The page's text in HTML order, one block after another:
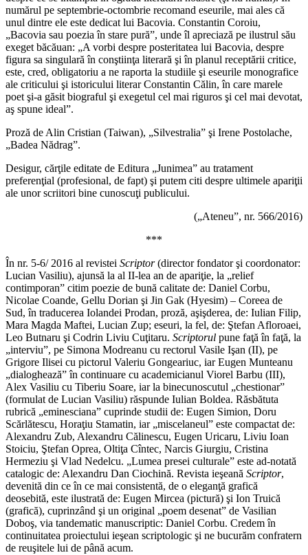
numărul pe septembrie-octombrie recomand eseurile, mai ales că
unul dintre ele este dedicat lui Bacovia. Constantin Coroiu,
„Bacovia sau poezia în stare pură”, unde îl apreciază pe ilustrul său
exeget băcăuan: „A vorbi despre posteritatea lui Bacovia, despre
figura sa singulară în conştiinţa literară şi în planul receptării critice,
este, cred, obligatoriu a ne raporta la studiile şi eseurile monografice
ale criticului şi istoricului literar Constantin Călin, în care marele
poet şi-a găsit biograful şi exegetul cel mai riguros şi cel mai devotat,
aş spune ideal”.
Proză de Alin Cristian (Taiwan), „Silvestralia” şi Irene Postolache,
„Badea Nădrag”.
Desigur, cărţile editate de Editura „Junimea” au tratament
preferenţial (profesional, de fapt) şi putem citi despre ultimele apariţii
ale unor scriitori bine cunoscuţi publicului.
(„Ateneu”, nr. 566/2016)
***
În nr. 5-6/ 2016 al revistei Scriptor(director fondator şi coordonator:
Lucian Vasiliu), ajunsă la al II-lea an de apariţie, la „relief
contimporan” citim poezie de bună calitate de: Daniel Corbu,
Nicolae Coande, Gellu Dorian şi Jin Gak (Hyesim) – Coreea de
Sud, în traducerea Iolandei Prodan, proză, aşişderea, de: Iulian Filip,
Mara Magda Maftei, Lucian Zup; eseuri, la fel, de: Ştefan Afloroaei,
Leo Butnaru şi Codrin Liviu Cuţitaru. Scriptorul pune faţă în faţă, la
„interviu”, pe Simona Modreanu cu rectorul Vasile Işan (II), pe
Grigore Ilisei cu pictorul Valeriu Gongeariuc, iar Eugen Munteanu
„dialoghează” în continuare cu academicianul Viorel Barbu (III),
Alex Vasiliu cu Tiberiu Soare, iar la binecunoscutul „chestionar”
(formulat de Lucian Vasiliu) răspunde Iulian Boldea. Răsbătuta
rubrică „eminesciana” cuprinde studii de: Eugen Simion, Doru
Scărlătescu, Horaţiu Stamatin, iar „miscelaneul” este compactat de:
Alexandru Zub, Alexandru Călinescu, Eugen Uricaru, Liviu Ioan
Stoiciu, Ştefan Oprea, Oltiţa Cîntec, Narcis Giurgiu, Cristina
Hermeziu şi Vlad Nedelcu. „Lumea presei culturale” este ad-notată
catalogic de: Alexandru Dan Ciochină. Revista ieşeană Scriptor,
devenită din ce în ce mai consistentă, de o eleganţă grafică
deosebită, este ilustrată de: Eugen Mircea (pictură) şi Ion Truică
(grafică), cuprinzând şi un original „poem desenat” de Vasilian
Doboş, via tandematic manuscriptic: Daniel Corbu. Credem în
continuitatea proiectului ieşean scriptologic şi ne bucurăm confratern
de reuşitele lui de până acum.